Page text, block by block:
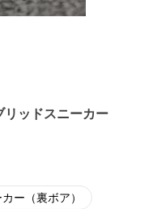
リッドスニーカー
ー（裏ボア）